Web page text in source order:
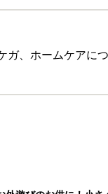
ガ、ホームケアにつ